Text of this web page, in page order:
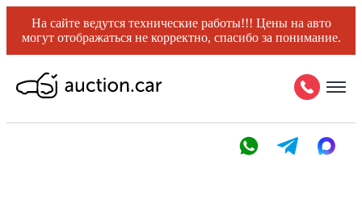
На сайте ведутся технические работы!!! Цены на авто
могут отображаться не корректно, спасибо за понимание.